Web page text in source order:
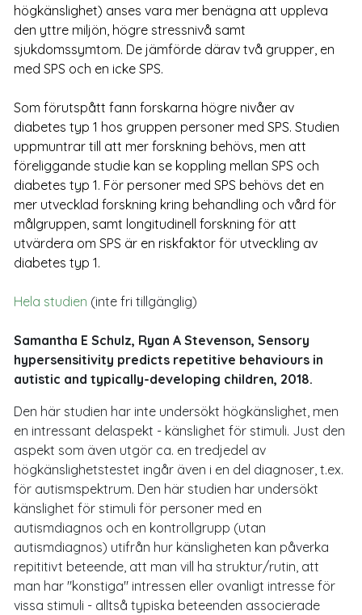
högkänslighet) anses vara mer benägna att uppleva
den yttre miljön, högre stressnivå samt
sjukdomssymtom. De jämförde därav två grupper, en
med SPS och en icke SPS.
Som förutspått fann forskarna högre nivåer av
diabetes typ 1 hos gruppen personer med SPS. Studien
uppmuntrar till att mer forskning behövs, men att
föreliggande studie kan se koppling mellan SPS och
diabetes typ 1. För personer med SPS behövs det en
mer utvecklad forskning kring behandling och vård för
målgruppen, samt longitudinell forskning för att
utvärdera om SPS är en riskfaktor för utveckling av
diabetes typ 1.
Hela studien (inte fri tillgänglig)
Samantha E Schulz, Ryan A Stevenson, Sensory
hypersensitivity predicts repetitive behaviours in
autistic and typically-developing children, 2018.
Den här studien har inte undersökt högkänslighet, men
en intressant delaspekt - känslighet för stimuli. Just den
aspekt som även utgör ca. en tredjedel av
högkänslighetstestet ingår även i en del diagnoser, t.ex.
för autismspektrum. Den här studien har undersökt
känslighet för stimuli för personer med en
autismdiagnos och en kontrollgrupp (utan
autismdiagnos) utifrån hur känsligheten kan påverka
repititivt beteende, att man vill ha struktur/rutin, att
man har "konstiga" intressen eller ovanligt intresse för
vissa stimuli - alltså typiska beteenden associerade